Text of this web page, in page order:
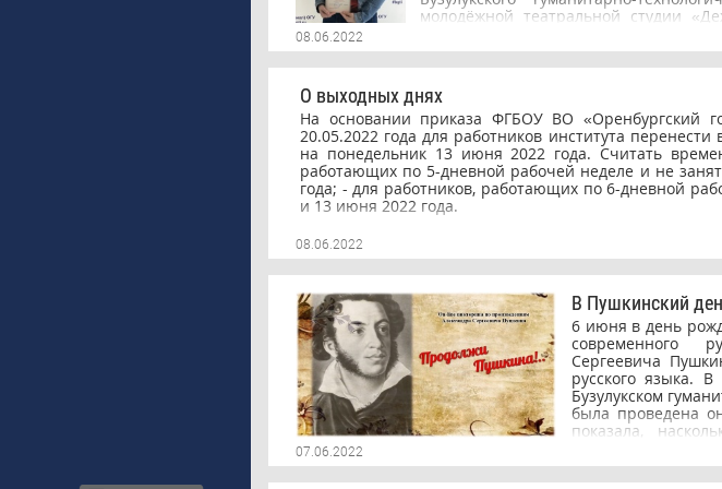
профессиональном поприще
молодёжной театральной студии
учебы начала участвовать в
благодарственные письма. 7 июня
достижения в учебе была
профсоюзные стипендии студентам
института (филиала) ОГУ
и научной деятельности. Денежное
году. Поздравляем нашего
желаем дальнейших успехов в
свершений и стремлений!
08.06.2022
О выходных днях
На основании приказа ФГБОУ ВО «Оренбургский
20.05.2022 года для работников института
на понедельник 13 июня 2022 года. Считать
работающих по 5-дневной рабочей неделе и не
года; - для работников, работающих по 6-дневной
и 13 июня 2022 года.
08.06.2022
В Пушкинский
6 июня в день
современного
Сергеевича
русского языка.
Бузулукском
была проведена
показала,
участие более 80
сложности.
07.06.2022